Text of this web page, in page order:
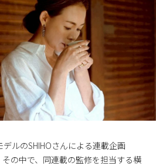
ルのSHIHOさんによる連載企画
その中で、同連載の監修を担当する横